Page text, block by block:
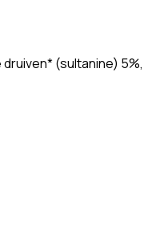
(sultanine) 5%,